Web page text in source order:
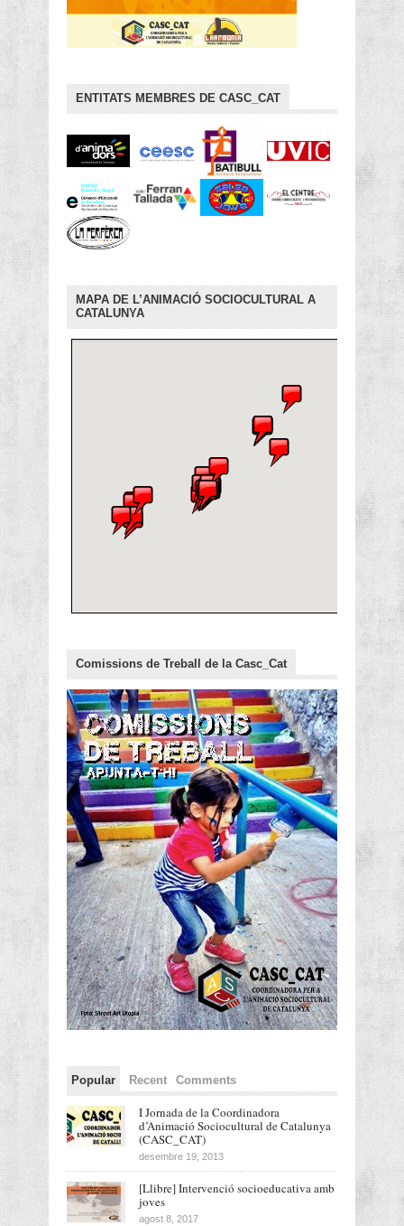
ENTITATS MEMBRES DE CASC_CAT
MAPA DE L’ANIMACIÓ SOCIOCULTURAL A
CATALUNYA
Comissions de Treball de la Casc_Cat
Popular Recent Comments
I Jornada de la Coordinadora
d’Animació Sociocultural de Catalunya
(CASC_CAT)
desembre 19, 2013
[Llibre] Intervenció socioeducativa amb
joves
agost 8, 2017